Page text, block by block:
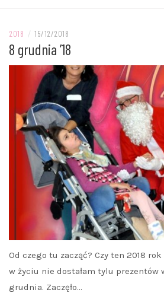
2018 / 15/12/2018
8 grudnia ’18
Od czego tu zacząć? Czy ten 2018
w życiu nie dostałam tylu
grudnia. Zaczęło…